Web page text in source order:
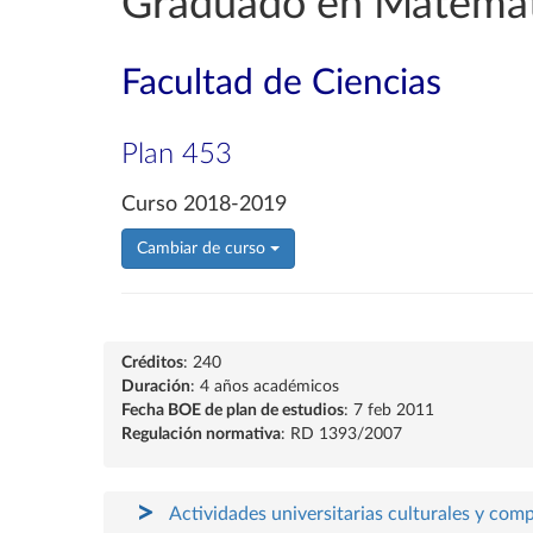
Facultad de Ciencias
Plan 453
Curso 2018-2019
Cambiar de curso
Créditos: 240
Duración: 4 años académicos
Fecha BOE de plan de estudios: 7 feb 2011
Regulación normativa: RD 1393/2007
Actividades universitarias culturales y